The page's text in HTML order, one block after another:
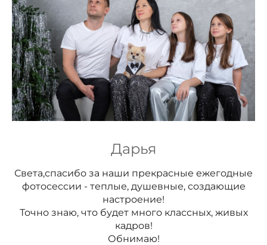
Дарья
Света,спасибо за наши прекрасные ежегодные
фотосессии - теплые, душевные, создающие
настроение!
Точно знаю, что будет много классных, живых
кадров!
Обнимаю!